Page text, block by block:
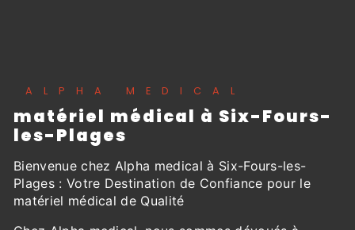
ALPHA MEDICAL
matériel médical à Six-Fours-
les-Plages
Bienvenue chez Alpha medical à Six-Fours-les-
Plages : Votre Destination de Confiance pour le
matériel médical de Qualité